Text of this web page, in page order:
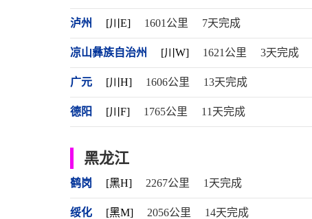
泸州 [川E] 1601公里 7天完成
凉山彝族自治州 [川W] 1621公里 3天完成
广元 [川H] 1606公里 13天完成
德阳 [川F] 1765公里 11天完成
黑龙江
鹤岗 [黑H] 2267公里 1天完成
绥化 [黑M] 2056公里 14天完成